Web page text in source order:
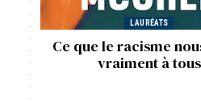
LAURÉATS
Ce que le racisme
vraiment à tous